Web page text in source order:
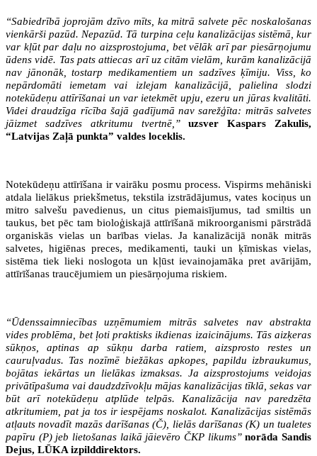
“Sabiedrībā joprojām dzīvo mīts, ka mitrā salvete pēc noskalošanas
vienkārši pazūd. Nepazūd. Tā turpina ceļu kanalizācijas sistēmā, kur
var kļūt par daļu no aizsprostojuma, bet vēlāk arī par piesārņojumu
ūdens vidē. Tas pats attiecas arī uz citām vielām, kurām kanalizācijā
nav jānonāk, tostarp medikamentiem un sadzīves ķīmiju. Viss, ko
nepārdomāti iemetam vai izlejam kanalizācijā, palielina slodzi
notekūdeņu attīrīšanai un var ietekmēt upju, ezeru un jūras kvalitāti.
Videi draudzīga rīcība šajā gadījumā nav sarežģīta: mitrās salvetes
jāizmet sadzīves atkritumu tvertnē,”uzsver Kaspars Zakulis,
“Latvijas Zaļā punkta” valdes loceklis.
Notekūdeņu attīrīšana ir vairāku posmu process. Vispirms mehāniski
atdala lielākus priekšmetus, tekstila izstrādājumus, vates kociņus un
mitro salvešu pavedienus, un citus piemaisījumus, tad smiltis un
taukus, bet pēc tam bioloģiskajā attīrīšanā mikroorganismi pārstrādā
organiskās vielas un barības vielas. Ja kanalizācijā nonāk mitrās
salvetes, higiēnas preces, medikamenti, tauki un ķīmiskas vielas,
sistēma tiek lieki noslogota un kļūst ievainojamāka pret avārijām,
attīrīšanas traucējumiem un piesārņojuma riskiem.
“Ūdenssaimniecības uzņēmumiem mitrās salvetes nav abstrakta
vides problēma, bet ļoti praktisks ikdienas izaicinājums. Tās aizķeras
sūkņos, aptinas ap sūkņu darba ratiem, aizsprosto restes un
cauruļvadus. Tas nozīmē biežākas apkopes, papildu izbraukumus,
bojātas iekārtas un lielākas izmaksas. Ja aizsprostojums veidojas
privātīpašuma vai daudzdzīvokļu mājas kanalizācijas tīklā, sekas var
būt arī notekūdeņu atplūde telpās. Kanalizācija nav paredzēta
atkritumiem, pat ja tos ir iespējams noskalot. Kanalizācijas sistēmās
atļauts novadīt mazās darīšanas (Č), lielās darīšanas (K) un tualetes
papīru (P) jeb lietošanas laikā jāievēro ČKP likums”norāda Sandis
Dejus, LŪKA izpilddirektors.